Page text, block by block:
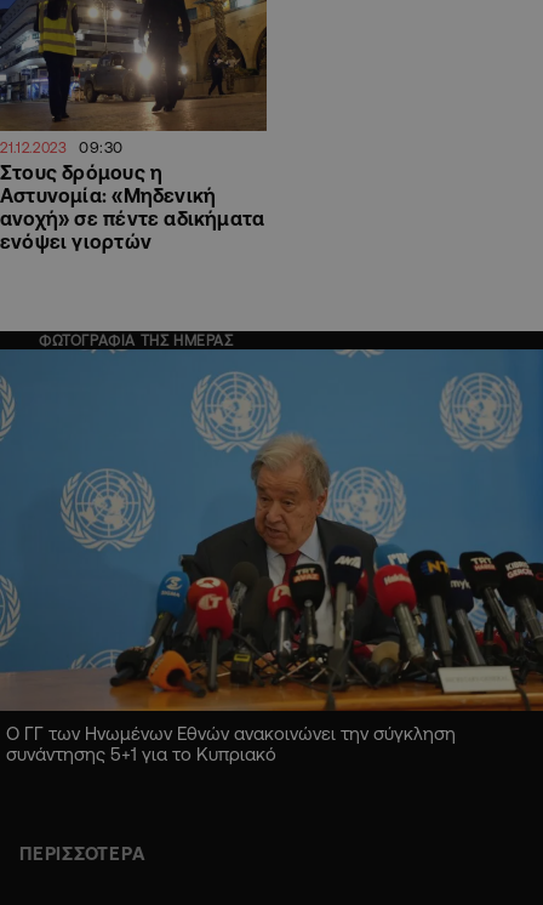
21.12.2023 09:30
Στους δρόμους η
Αστυνομία: «Μηδενική
ανοχή» σε πέντε αδικήματα
ενόψει γιορτών
ΦΩΤΟΓΡΑΦΙΑ ΤΗΣ ΗΜΕΡΑΣ
Ο ΓΓ των Ηνωμένων Εθνών ανακοινώνει την σύγκληση
συνάντησης 5+1 για το Κυπριακό
ΠΕΡΙΣΣΟΤΕΡΑ